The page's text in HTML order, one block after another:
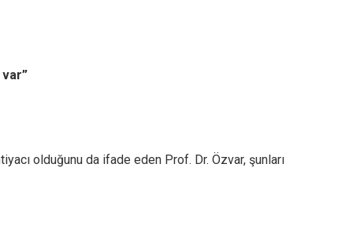
olduğunu da ifade eden Prof. Dr. Özvar, şunları